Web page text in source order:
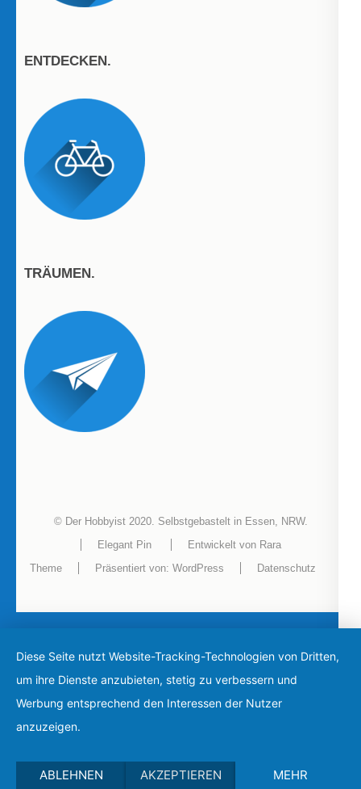
ENTDECKEN.
TRÄUMEN.
© Der Hobbyist 2020. Selbstgebastelt in Essen, NRW.
Elegant Pin
Entwickelt von Rara
Theme
Präsentiert von: WordPress Datenschutz
Diese Seite nutzt Website-Tracking-Technologien von Dritten,
um ihre Dienste anzubieten, stetig zu verbessern und
Werbung entsprechend den Interessen der Nutzer
anzuzeigen.
ABLEHNEN AKZEPTIEREN MEHR